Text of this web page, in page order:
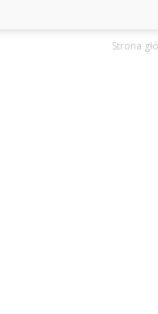
Strona